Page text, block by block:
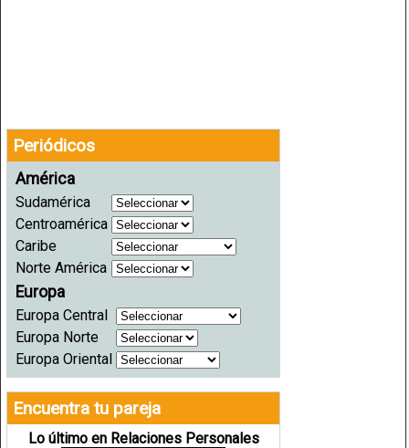
Periódicos
América
Sudamérica
Centroamérica
Caribe
Norte América
Europa
Europa Central
Europa Norte
Europa Oriental
Encuentra tu pareja
Lo último en Relaciones Personales